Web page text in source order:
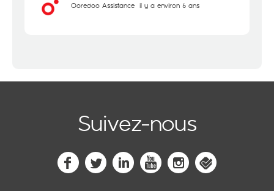
Ooredoo Assistance il y a environ 6 ans
Suivez-nous